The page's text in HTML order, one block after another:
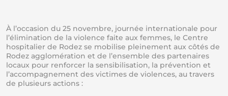
À l’occasion du 25 novembre, journée internationale pour
l’élimination de la violence faite aux femmes, le Centre
hospitalier de Rodez se mobilise pleinement aux côtés de
Rodez agglomération et de l’ensemble des partenaires
locaux pour renforcer la sensibilisation, la prévention et
l’accompagnement des victimes de violences, au travers
de plusieurs actions :